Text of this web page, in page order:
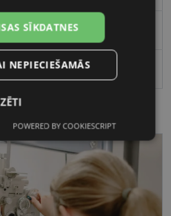
SĪKDATNES
NEPIECIEŠAMĀS
Statistikas
sīkdatnes
Funkcionālās
sīkdatnes
POWERED BY COOKIESCRIPT